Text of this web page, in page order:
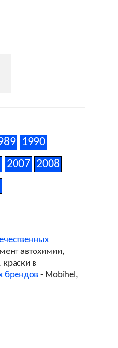
1990
2007 2008
автохимии,
краски в
брендов- Mobihel ,